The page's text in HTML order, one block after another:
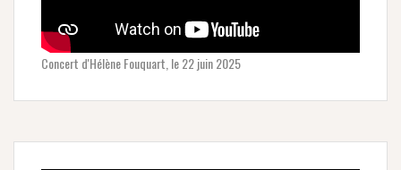
Concert d'Hélène Fouquart, le 22 juin 2025